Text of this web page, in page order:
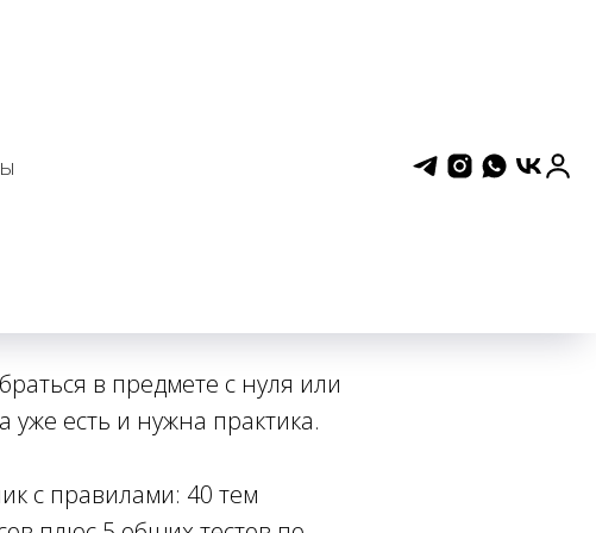
они
в предмете с нуля или
уже есть и нужна практика.
с правилами: 40 тем